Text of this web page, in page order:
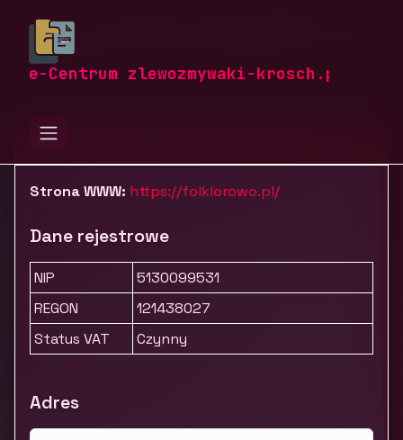
e-Centrum zlewozmywaki-krosch.pl
zlewozmywaki-krosch.pl
Odzież
FOLKLOROWO, Monika Bartak
Strona WWW: https://folklorowo.pl/
Dane rejestrowe
NIP
5130099531
REGON
121438027
Status VAT
Czynny
Adres